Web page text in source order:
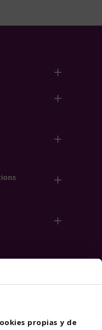
propias y de